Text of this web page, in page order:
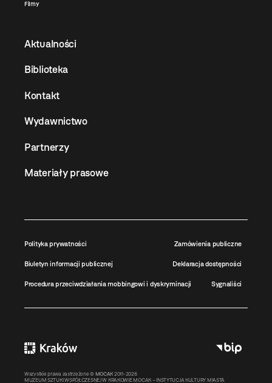
Filmy
Aktualności
Biblioteka
Kontakt
Wydawnictwo
Partnerzy
Materiały prasowe
Polityka prywatności Zamówienia publiczne
Biuletyn informacji publicznej Deklaracja dostępności
Procedura przeciwdziałania mobbingowi i dyskryminacji Sygnaliści
Wszystkie prawa zastrzeżone © MOCAK 2011-2026
MUZEUM SZTUKI WSPÓŁCZESNEJ W KRAKOWIE MOCAK – INSTYTUCJA KULTURY MIASTA